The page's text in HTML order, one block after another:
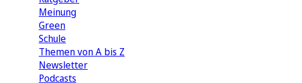
Meinung
Green
Schule
Themen von A bis Z
Newsletter
Podcasts